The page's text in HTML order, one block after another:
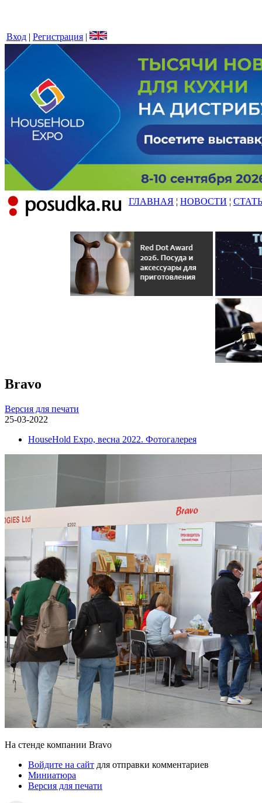
Вход | Регистрация |
ГЛАВНАЯ ¦ НОВОСТИ ¦
Bravo
Версия для печати
25-03-2022
HouseHold Expo, весна 2022. Фотогалерея
На стенде компании Bravo
Войдите на сайт для отправки комментариев
Миниатюра
Версия для печати